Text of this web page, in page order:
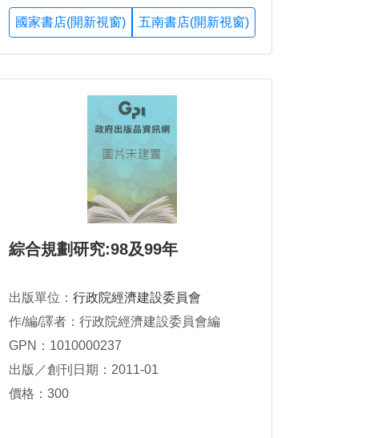
國家書店(開新視窗) 五南書店(開新視窗)
綜合規劃研究:98及99年
出版單位： 行政院經濟建設委員會
作/編/譯者：行政院經濟建設委員會編
GPN：1010000237
出版／創刊日期：2011-01
價格：300